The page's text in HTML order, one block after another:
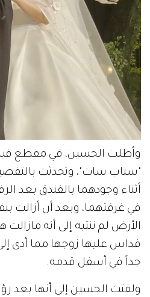
وأطلت الحسين، في مقطع
"سناب سات"، وتحدثت
أثناء وجودهما بالفندق بعد
في غرفتهما، وبعد أن أزالت
الأرض لم تنتبه إلى أنه
فداس عليها زوجها مما أدى
جداً في أسفل قدمه.
ولفتت الحسين إلى أنها بعد